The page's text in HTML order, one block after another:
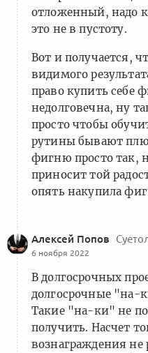
отложенный, надо
это не в пустоту.
Вот и получается,
видимого
право купить себе
недолговечна, ну
просто чтобы
рутины бывают
фигню просто так,
приносит той
опять накупила
Алексей Попов
6 ноября 2022
В долгосрочных
долгосрочные "на-
Такие "на-ки" не
получить. Насчет
вознаграждения